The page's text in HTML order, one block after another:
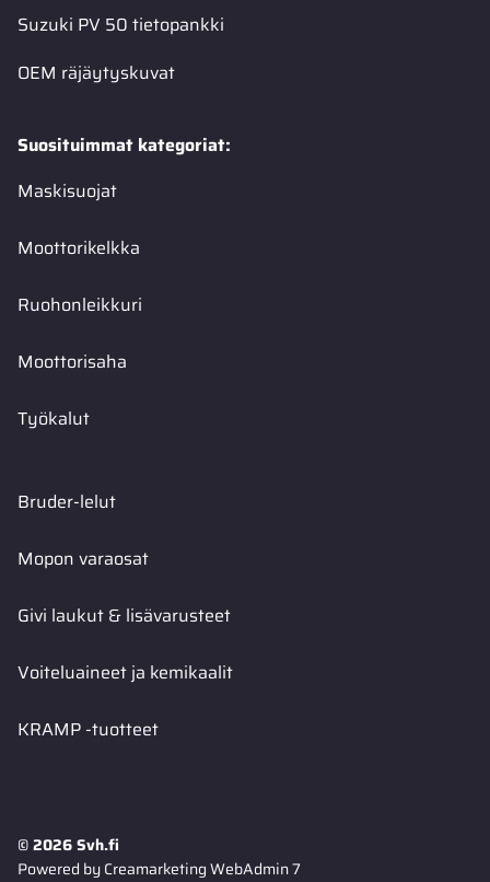
Suzuki PV 50 tietopankki
OEM räjäytyskuvat
Suosituimmat kategoriat:
Maskisuojat
Moottorikelkka
Ruohonleikkuri
Moottorisaha
Työkalut
Bruder-lelut
Mopon varaosat
Givi laukut & lisävarusteet
Voiteluaineet ja kemikaalit
KRAMP -tuotteet
© 2026 Svh.fi
Powered byCreamarketing WebAdmin 7